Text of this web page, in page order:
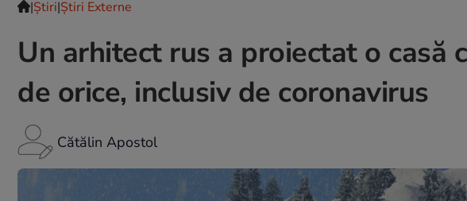
|Ştiri|Știri Externe
Un arhitect rus a proiectat o casă
de orice, inclusiv de coronavirus
Cătălin Apostol